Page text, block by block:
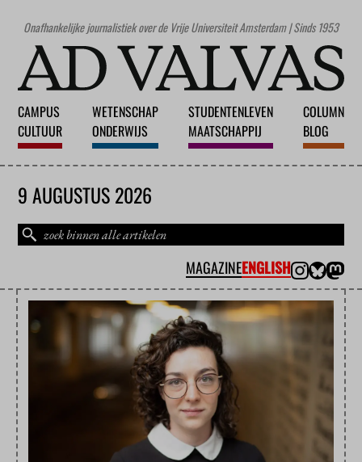
Onafhankelijke journalistiek over de Vrije Universiteit Amsterdam | Sinds 1953
CAMPUS
CULTUUR
WETENSCHAP
ONDERWIJS
STUDENTENLEVEN
MAATSCHAPPIJ
COLUMN
BLOG
9 AUGUSTUS 2026
MAGAZINEENGLISH